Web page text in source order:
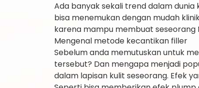
Ada banyak sekali trend dalam
bisa menemukan dengan mudah
karena mampu membuat
Mengenal metode kecantikan filler
Sebelum anda memutuskan untuk
tersebut? Dan mengapa menjadi
dalam lapisan kulit seseorang. Efek